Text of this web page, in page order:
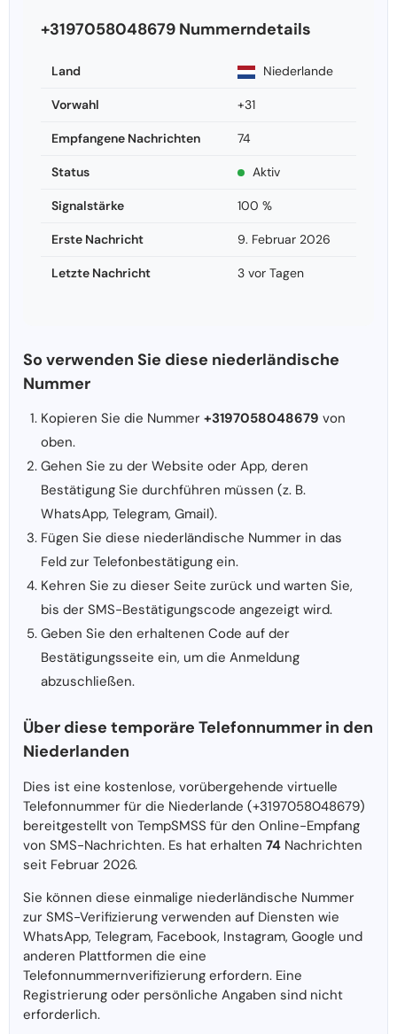
+3197058048679 Nummerndetails
Land Niederlande
Vorwahl +31
Empfangene Nachrichten 74
Status Aktiv
Signalstärke 100 %
Erste Nachricht 9. Februar 2026
Letzte Nachricht 3 vor Tagen
So verwenden Sie diese niederländische
Nummer
Kopieren Sie die Nummer +3197058048679 von
oben.
Gehen Sie zu der Website oder App, deren
Bestätigung Sie durchführen müssen (z. B.
WhatsApp, Telegram, Gmail).
Fügen Sie diese niederländische Nummer in das
Feld zur Telefonbestätigung ein.
Kehren Sie zu dieser Seite zurück und warten Sie,
bis der SMS-Bestätigungscode angezeigt wird.
Geben Sie den erhaltenen Code auf der
Bestätigungsseite ein, um die Anmeldung
abzuschließen.
Über diese temporäre Telefonnummer in den
Niederlanden
Dies ist eine kostenlose, vorübergehende virtuelle
Telefonnummer für die Niederlande (+3197058048679)
bereitgestellt von TempSMSS für den Online-Empfang
von SMS-Nachrichten. Es hat erhalten 74 Nachrichten
seit Februar 2026.
Sie können diese einmalige niederländische Nummer
zur SMS-Verifizierung verwenden auf Diensten wie
WhatsApp, Telegram, Facebook, Instagram, Google und
anderen Plattformen die eine
Telefonnummernverifizierung erfordern. Eine
Registrierung oder persönliche Angaben sind nicht
erforderlich.